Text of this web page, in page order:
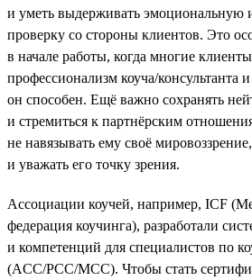
и уметь выдерживать эмоциональную
проверку со стороны клиентов. Это
в начале работы, когда многие
профессионализм коуча/консультанта
он способен. Ещё важно сохранять
и стремиться к партнёрским
не навязывать ему своё
и уважать его точку зрения.
Ассоциации коучей, например, ICF
федерация коучинга), разработали
и компетенций для специалистов по
(ACC/PCC/MCC). Чтобы стать